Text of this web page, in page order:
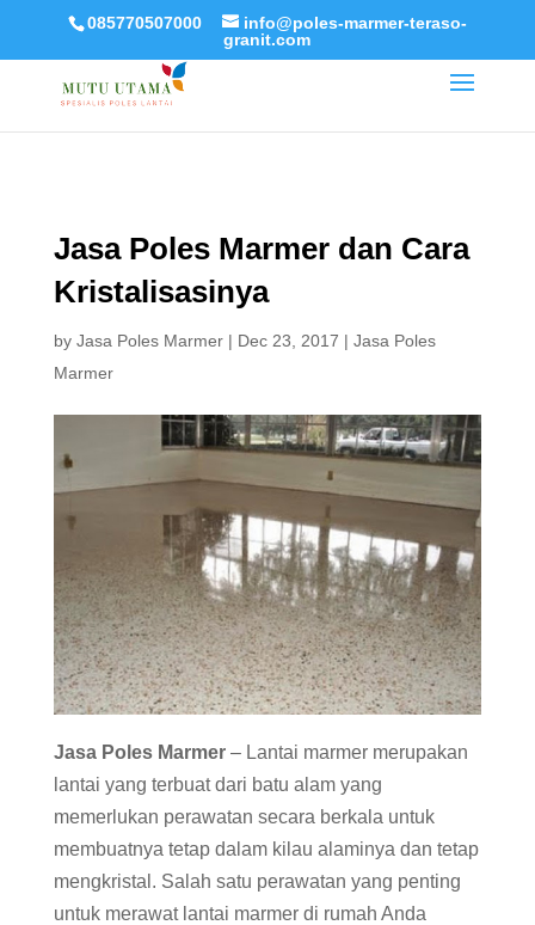
085770507000
info@poles-marmer-teraso-
granit.com
Jasa Poles Marmer dan Cara
Kristalisasinya
by Jasa Poles Marmer| Dec 23, 2017 | Jasa Poles
Marmer
Jasa Poles Marmer– Lantai marmer merupakan
lantai yang terbuat dari batu alam yang
memerlukan perawatan secara berkala untuk
membuatnya tetap dalam kilau alaminya dan tetap
mengkristal. Salah satu perawatan yang penting
untuk merawat lantai marmer di rumah Anda